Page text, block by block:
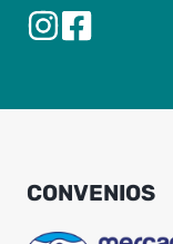
CONVENIOS